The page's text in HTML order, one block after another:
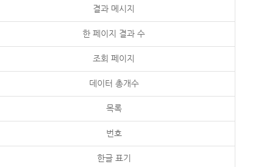
결과 메시지
한 페이지 결과 수
조회 페이지
데이터 총개수
목록
번호
한글 표기